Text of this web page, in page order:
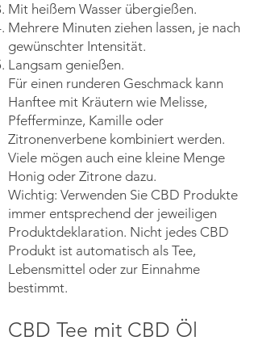
Mit heißem Wasser übergießen.
Mehrere Minuten ziehen lassen, je nach
gewünschter Intensität.
Langsam genießen.
Für einen runderen Geschmack kann
Hanftee mit Kräutern wie Melisse,
Pfefferminze, Kamille oder
Zitronenverbene kombiniert werden.
Viele mögen auch eine kleine Menge
Honig oder Zitrone dazu.
Wichtig: Verwenden Sie CBD Produkte
immer entsprechend der jeweiligen
Produktdeklaration. Nicht jedes CBD
Produkt ist automatisch als Tee,
Lebensmittel oder zur Einnahme
bestimmt.
CBD Tee mit CBD Öl